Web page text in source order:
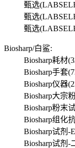
甄选
甄选
甄选
Biosharp/白鲨:
Biosharp耗材
Biosharp手套
Biosharp仪器
Biosharp大宗
Biosharp粉末
Biosharp组化
Biosharp试剂-
Biosharp试剂-